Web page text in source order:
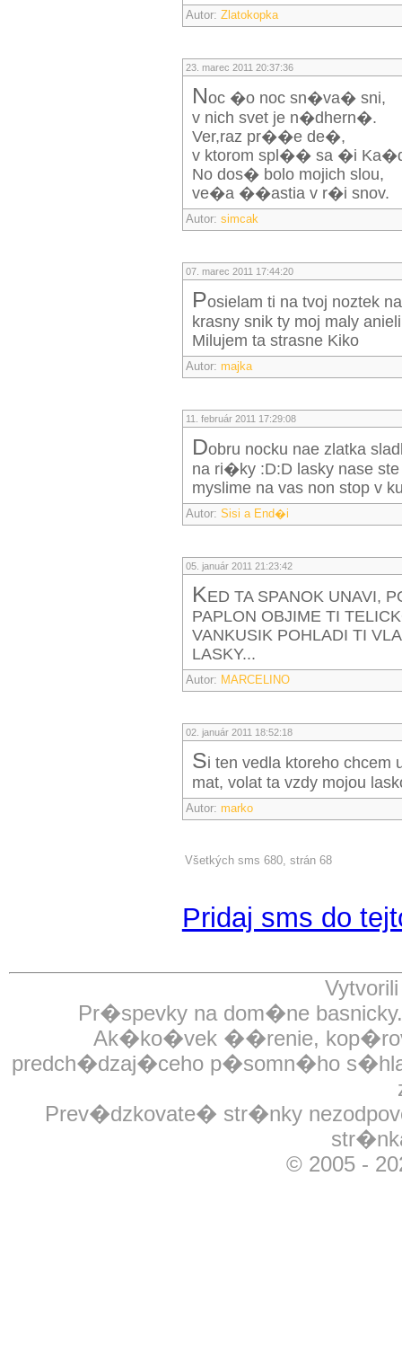
Autor: Zlatokopka
23. marec 2011 20:37:36
Noc �o noc sn�va� sni,
v nich svet je n�dhern�.
Ver,raz pr��e de�,
v ktorom spl�� sa �i
No dos� bolo mojich slou,
ve�a ��astia v r�i snov.
Autor: simcak
07. marec 2011 17:44:20
Posielam ti na tvoj noztek
krasny snik ty moj maly
Milujem ta strasne Kiko
Autor: majka
11. február 2011 17:29:08
dobru nocku nae zlatka
na ri�ky :D:D lasky nase
myslime na vas non stop v
Autor: Sisi a End�i
05. január 2011 21:23:42
KED TA SPANOK UNAVI,
PAPLON OBJIME TI
VANKUSIK POHLADI TI
LASKY...
Autor: MARCELINO
02. január 2011 18:52:18
Si ten vedla ktoreho chcem
mat, volat ta vzdy mojou
Autor: marko
Všetkých sms 680, strán 68
Pridaj sms do
Pr�spevky na dom�ne
Ak�ko�vek ��renie,
predch�dzaj�ceho p�somn�ho
Prev�dzkovate� str�nky
© 2005 -